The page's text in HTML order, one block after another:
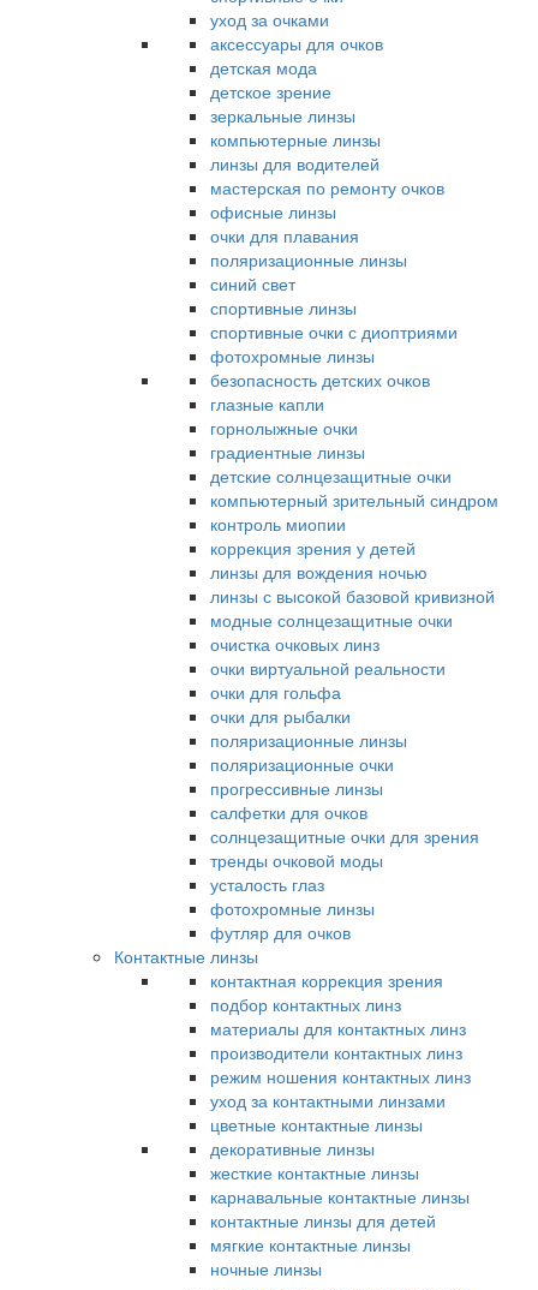
уход за очками
аксессуары для очков
детская мода
детское зрение
зеркальные линзы
компьютерные линзы
линзы для водителей
мастерская по ремонту очков
офисные линзы
очки для плавания
поляризационные линзы
синий свет
спортивные линзы
спортивные очки с диоптриями
фотохромные линзы
безопасность детских очков
глазные капли
горнолыжные очки
градиентные линзы
детские солнцезащитные очки
компьютерный зрительный синдром
контроль миопии
коррекция зрения у детей
линзы для вождения ночью
линзы с высокой базовой кривизной
модные солнцезащитные очки
очистка очковых линз
очки виртуальной реальности
очки для гольфа
очки для рыбалки
поляризационные линзы
поляризационные очки
прогрессивные линзы
салфетки для очков
солнцезащитные очки для зрения
тренды очковой моды
усталость глаз
фотохромные линзы
футляр для очков
Контактные линзы
контактная коррекция зрения
подбор контактных линз
материалы для контактных линз
производители контактных линз
режим ношения контактных линз
уход за контактными линзами
цветные контактные линзы
декоративные линзы
жесткие контактные линзы
карнавальные контактные линзы
контактные линзы для детей
мягкие контактные линзы
ночные линзы